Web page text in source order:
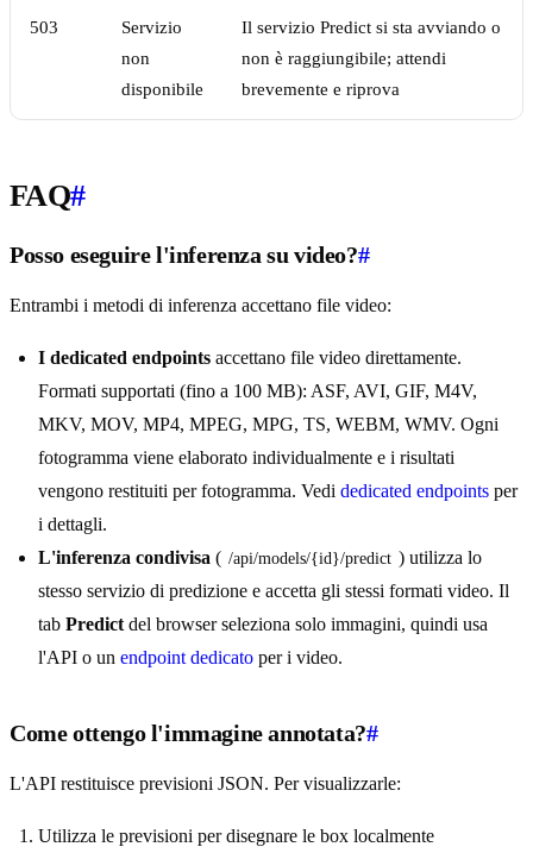
503
Servizio
non
disponibile
Il servizio Predict si sta avviando o
non è raggiungibile; attendi
brevemente e riprova
FAQ#
Posso eseguire l'inferenza su video?#
Entrambi i metodi di inferenza accettano file video:
I dedicated endpoints accettano file video direttamente.
Formati supportati (fino a 100 MB): ASF, AVI, GIF, M4V,
MKV, MOV, MP4, MPEG, MPG, TS, WEBM, WMV. Ogni
fotogramma viene elaborato individualmente e i risultati
vengono restituiti per fotogramma. Vedi dedicated endpoints per
i dettagli.
L'inferenza condivisa ( /api/models/{id}/predict ) utilizza lo
stesso servizio di predizione e accetta gli stessi formati video. Il
tab Predict del browser seleziona solo immagini, quindi usa
l'API o un endpoint dedicato per i video.
Come ottengo l'immagine annotata?#
L'API restituisce previsioni JSON. Per visualizzarle:
Utilizza le previsioni per disegnare le box localmente